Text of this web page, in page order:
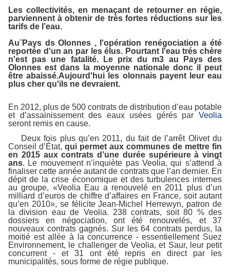
Les collectivités, en menaçant de retourner en régie,
parviennent à obtenir de très fortes réductions sur les
tarifs de l’eau.
Au¨Pays ds Olonnes , l'opération renégociation a été
reportée d'un an par les élus. Pourtant l'eau trés chère
n'est pas une fatalité. Le prix du m3 au Pays des
Olonnes est dans la moyenne nationale donc il peut
être abaissé.Aujourd'hui les olonnais payent leur eau
plus cher qu'ils ne devraient.
En 2012, plus de 500 contrats de distribution d’eau potable
et d’assainissement des eaux usées gérés par Veolia
seront remis en cause.
Deux fois plus qu’en 2011, du fait de l’arrêt Olivet du
Conseil d’État, qui permet aux communes de mettre fin
en 2015 aux contrats d’une durée supérieure à vingt
ans. Le mouvement n’inquiète pas Veolia, qui s’attend à
finaliser cette année autant de contrats que l’an dernier. En
dépit de la crise économique et des turbulences internes
au groupe, «Veolia Eau a renouvelé en 2011 plus d’un
milliard d’euros de chiffre d’affaires en France, soit autant
qu’en 2010», se félicite Jean-Michel Herrewyn, patron de
la division eau de Veolia. 238 contrats, soit 80 % des
dossiers en négociation, ont été renouvelés, et 37
nouveaux contrats gagnés. Sur les 64 contrats perdus, la
moitié est allée à la concurrence - essentiellement Suez
Environnement, le challenger de Veolia, et Saur, leur petit
concurrent - et 31 ont été repris en direct par les
municipalités, sous forme de régie publique.